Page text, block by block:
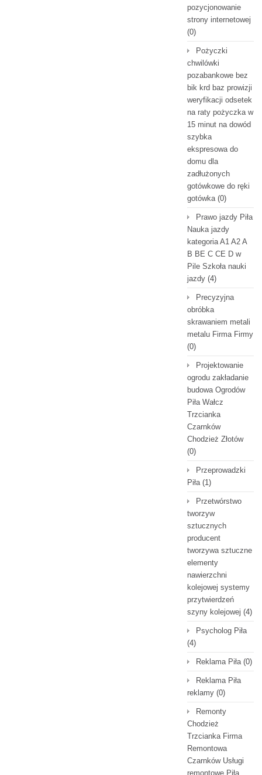
pozycjonowanie
strony internetowej
(0)
Pożyczki
chwilówki
pozabankowe bez
bik krd baz prowizji
weryfikacji odsetek
na raty pożyczka w
15 minut na dowód
szybka
ekspresowa do
domu dla
zadłużonych
gotówkowe do ręki
gotówka(0)
Prawo jazdy Piła
Nauka jazdy
kategoria A1 A2 A
B BE C CE D‎ w
Pile Szkoła nauki
jazdy (4)
Precyzyjna
obróbka
skrawaniem metali
metalu Firma Firmy
(0)
Projektowanie
ogrodu zakładanie
budowa Ogrodów
Piła Wałcz
Trzcianka
Czarnków
Chodzież Złotów
(0)
Przeprowadzki
Piła(1)
Przetwórstwo
tworzyw
sztucznych
producent
tworzywa sztuczne
elementy
nawierzchni
kolejowej systemy
przytwierdzeń
szyny kolejowej (4)
Psycholog Piła
(4)
Reklama Piła(0)
Reklama Piła
reklamy (0)
Remonty
Chodzież
Trzcianka Firma
Remontowa
Czarnków Usługi
remontowe Piła